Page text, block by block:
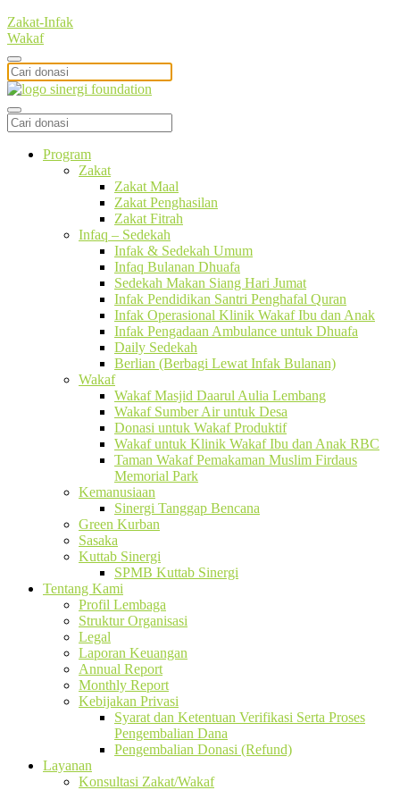
Zakat-Infak
Wakaf
Program
Zakat
Zakat Maal
Zakat Penghasilan
Zakat Fitrah
Infaq – Sedekah
Infak & Sedekah Umum
Infaq Bulanan Dhuafa
Sedekah Makan Siang Hari Jumat
Infak Pendidikan Santri Penghafal Quran
Infak Operasional Klinik Wakaf Ibu dan Anak
Infak Pengadaan Ambulance untuk Dhuafa
Daily Sedekah
Berlian (Berbagi Lewat Infak Bulanan)
Wakaf
Wakaf Masjid Daarul Aulia Lembang
Wakaf Sumber Air untuk Desa
Donasi untuk Wakaf Produktif
Wakaf untuk Klinik Wakaf Ibu dan Anak RBC
Taman Wakaf Pemakaman Muslim Firdaus
Memorial Park
Kemanusiaan
Sinergi Tanggap Bencana
Green Kurban
Sasaka
Kuttab Sinergi
SPMB Kuttab Sinergi
Tentang Kami
Profil Lembaga
Struktur Organisasi
Legal
Laporan Keuangan
Annual Report
Monthly Report
Kebijakan Privasi
Syarat dan Ketentuan Verifikasi Serta Proses
Pengembalian Dana
Pengembalian Donasi (Refund)
Layanan
Konsultasi Zakat/Wakaf